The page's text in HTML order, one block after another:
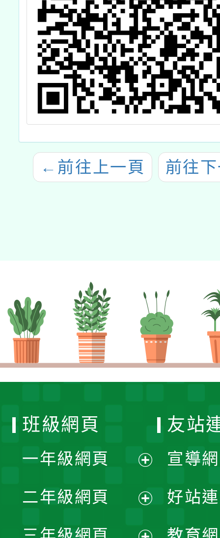
← 前往上一頁 前往
班級網頁
一年級網頁
開
二年級網頁
友站
宣導
好站